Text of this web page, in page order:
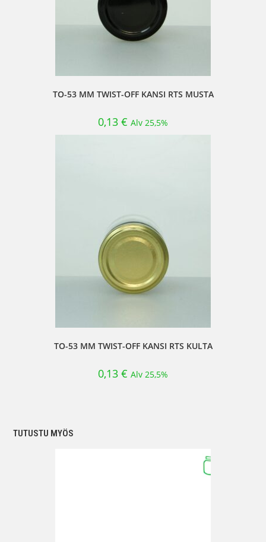
TO-53 MM TWIST-OFF KANSI RTS MUSTA
0,13 € Alv 25,5%
TO-53 MM TWIST-OFF KANSI RTS KULTA
0,13 € Alv 25,5%
TUTUSTU MYÖS